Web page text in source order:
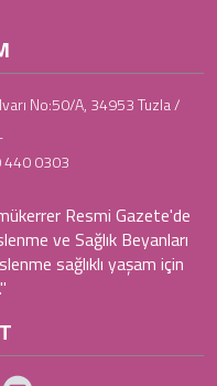
No:50/A, 34953 Tuzla /
0303
Resmi Gazete'de
ve Sağlık Beyanları
sağlıklı yaşam için